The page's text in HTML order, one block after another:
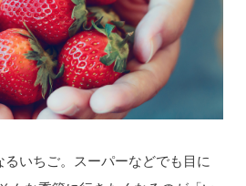
いちご。スーパーなどでも目に